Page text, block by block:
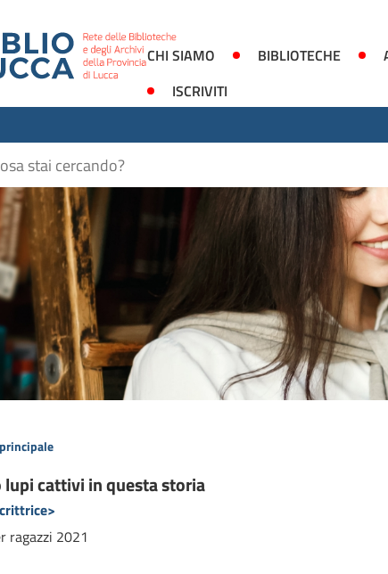
CHI SIAMO BIBLIOTECHE
ISCRIVITI
su "Catalogo"
lupi cattivi in questa storia
ragazzi 2021